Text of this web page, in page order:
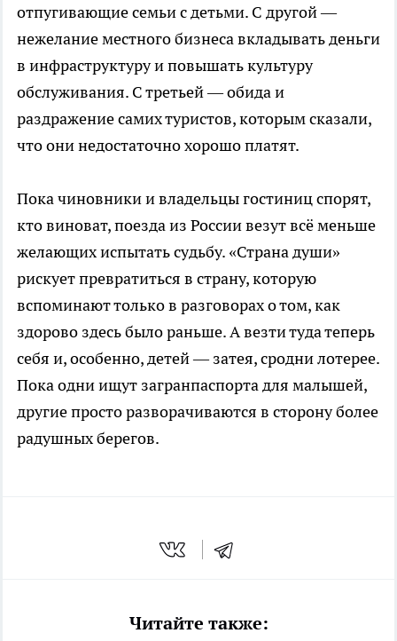
отпугивающие семьи с детьми. С другой —
нежелание местного бизнеса вкладывать деньги
в инфраструктуру и повышать культуру
обслуживания. С третьей — обида и
раздражение самих туристов, которым сказали,
что они недостаточно хорошо платят.
Пока чиновники и владельцы гостиниц спорят,
кто виноват, поезда из России везут всё меньше
желающих испытать судьбу. «Страна души»
рискует превратиться в страну, которую
вспоминают только в разговорах о том, как
здорово здесь было раньше. А везти туда теперь
себя и, особенно, детей — затея, сродни лотерее.
Пока одни ищут загранпаспорта для малышей,
другие просто разворачиваются в сторону более
радушных берегов.
Читайте также: